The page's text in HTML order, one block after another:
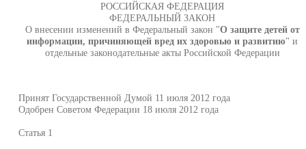
РОССИЙСКАЯ ФЕДЕРАЦИЯ
ФЕДЕРАЛЬНЫЙ ЗАКОН
О внесении изменений в Федеральный закон "О защите детей от
информации, причиняющей вред их здоровью и развитию" и
отдельные законодательные акты Российской Федерации
Принят Государственной Думой 11 июля 2012 года
Одобрен Советом Федерации 18 июля 2012 года
Статья 1